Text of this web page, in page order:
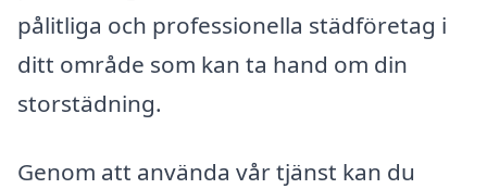
pålitliga och professionella städföretag i
ditt område som kan ta hand om din
storstädning.
Genom att använda vår tjänst kan du